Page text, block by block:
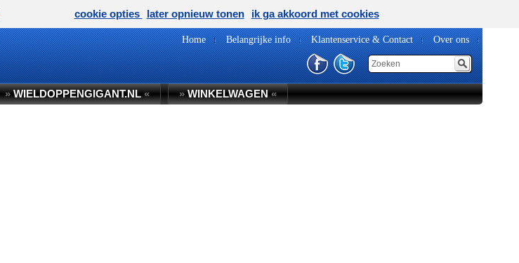
Home Belangrijke info Klantenservice & Contact Over ons
»WIELDOPPENGIGANT.NL« »WINKELWAGEN«
cookie opties later opnieuw tonen ik ga akkoord met cookies